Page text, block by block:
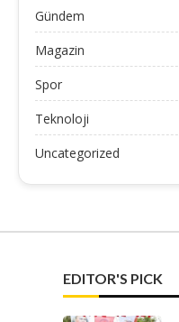
Gündem
Magazin
Spor
Teknoloji
Uncategorized
EDITOR'S PICK